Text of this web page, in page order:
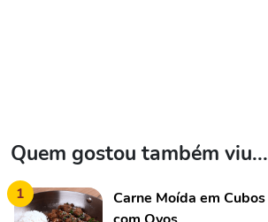
Quem gostou também viu...
1
Carne Moída em Cubos